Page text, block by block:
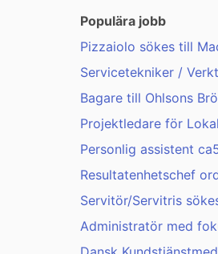
Populära jobb
Pizzaiolo sökes till
Servicetekniker /
Bagare till Ohlsons
Projektledare för
Personlig assistent
Resultatenhetschef
Servitör/Servitris
Administratör med